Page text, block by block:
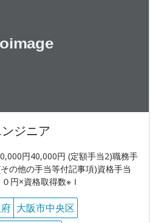
ジニア
円40,000円 (定額手当2)職務手
の他の手当等付記事項)資格手当
円×資格取得数※Ｉ
大阪市中央区